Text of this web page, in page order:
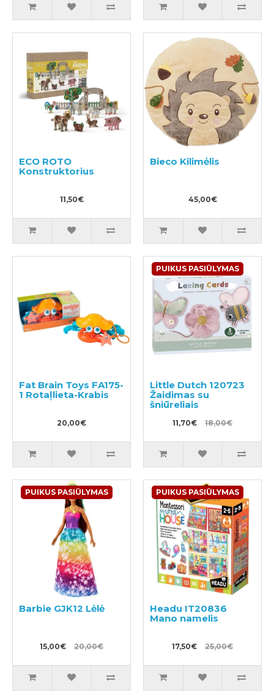
ECO ROTO
Konstruktorius
11,50€
Bieco Kilimėlis
45,00€
Fat Brain Toys FA175-
1 Rotaļlieta-Krabis
20,00€
PUIKUS PASIŪLYMAS
Little Dutch 120723
Žaidimas su
šniūreliais
11,70€ 18,00€
PUIKUS PASIŪLYMAS
Barbie GJK12 Lėlė
15,00€ 20,00€
PUIKUS PASIŪLYMAS
Headu IT20836
Mano namelis
17,50€ 25,00€